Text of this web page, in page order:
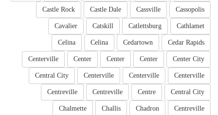
Cassopolis
Cassville
Castle Dale
Castle Rock
Cathlamet
Catlettsburg
Catskill
Cavalier
Cedar Rapids
Cedartown
Celina
Celina
Center City
Center
Center
Center
Centerville
Centerville
Centerville
Centerville
Central City
Central City
Centre
Centreville
Centreville
Centreville
Chadron
Challis
Chalmette